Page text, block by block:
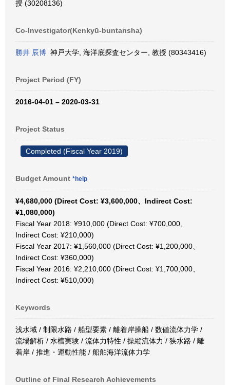
授 (30208136)
Co-Investigator(Kenkyū-buntansha)
勝井 辰博 神戸大学, 海洋底探査センター, 教授 (80343416)
Project Period (FY)
2016-04-01 – 2020-03-31
Project Status
Completed (Fiscal Year 2019)
Budget Amount *help
¥4,680,000 (Direct Cost: ¥3,600,000、Indirect Cost:
¥1,080,000)
Fiscal Year 2018: ¥910,000 (Direct Cost: ¥700,000、
Indirect Cost: ¥210,000)
Fiscal Year 2017: ¥1,560,000 (Direct Cost: ¥1,200,000、
Indirect Cost: ¥360,000)
Fiscal Year 2016: ¥2,210,000 (Direct Cost: ¥1,700,000、
Indirect Cost: ¥510,000)
Keywords
浅水域 / 制限水路 / 船型要素 / 離着岸操船 / 数値流体力学 /
流場解析 / 水槽実験 / 流体力特性 / 操縦流体力 / 狭水路 / 離
着岸 / 推進・運動性能 / 船舶海洋流体力学
Outline of Final Research Achievements